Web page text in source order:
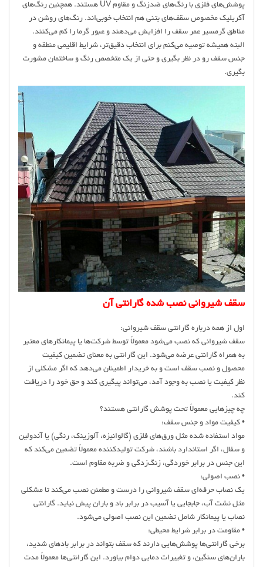
پوشش‌های فلزی با رنگ‌های ضدزنگ و مقاوم UV هستند. همچنین رنگ‌های
آکریلیک مخصوص سقف‌های بتنی هم انتخاب خوبی‌اند. رنگ‌های روشن در
مناطق گرمسیر عمر سقف را افزایش می‌دهند و عبور گرما را کم می‌کنند.
البته همیشه توصیه می‌کنم برای انتخاب دقیق‌تر، شرایط اقلیمی منطقه و
جنس سقف رو در نظر بگیری و حتی از یک متخصص رنگ و ساختمان مشورت
بگیری.
سقف شیروانی نصب شده گارانتی آن
اول از همه درباره گارانتی سقف شیروانی:
سقف شیروانی که نصب می‌شود معمولاً توسط شرکت‌ها یا پیمانکارهای معتبر
به همراه گارانتی عرضه می‌شود. این گارانتی به معنای تضمین کیفیت
محصول و نصب سقف است و به خریدار اطمینان می‌دهد که اگر مشکلی از
نظر کیفیت یا نصب به وجود آمد، می‌تواند پیگیری کند و حق خود را دریافت
کند.
چه چیزهایی معمولاً تحت پوشش گارانتی هستند؟
• کیفیت مواد و جنس سقف:
مواد استفاده شده مثل ورق‌های فلزی (گالوانیزه، آلوزینک، رنگی) یا آندولین
و سفال، اگر استاندارد باشند، شرکت تولیدکننده معمولاً تضمین می‌کند که
این جنس در برابر خوردگی، زنگ‌زدگی و ضربه مقاوم است.
• نصب اصولی:
یک نصاب حرفه‌ای سقف شیروانی را درست و مطمئن نصب می‌کند تا مشکلی
مثل نشت آب، جابجایی یا آسیب در برابر باد و باران پیش نیاید. گارانتی
نصاب یا پیمانکار شامل تضمین این نصب اصولی می‌شود.
• مقاومت در برابر شرایط محیطی:
برخی گارانتی‌ها پوشش‌هایی دارند که سقف بتواند در برابر بادهای شدید،
باران‌های سنگین، و تغییرات دمایی دوام بیاورد. این گارانتی‌ها معمولاً مدت